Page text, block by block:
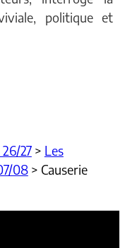
politique et
27> Les
08> Causerie